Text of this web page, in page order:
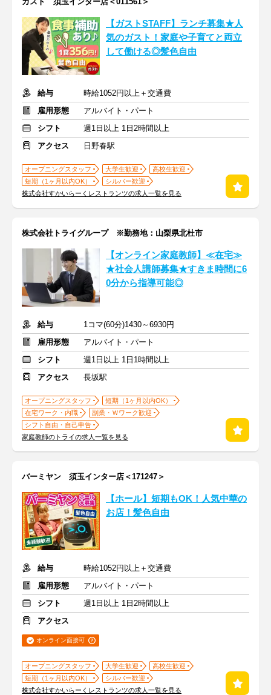
【ガストSTAFF】ランチ募集★人
気のガスト！家庭や子育てと両立
して働ける◎髪色自由
給与
時給1052円以上＋交通費
雇用形態
アルバイト・パート
シフト
週1日以上 1日2時間以上
アクセス
日野春駅
オープニングスタッフ 大学生歓迎
高校生歓迎
短期（1ヶ月以内OK）
シルバー歓迎
株式会社すかいらーくレストランツの求人一覧を見る
株式会社トライグループ ※勤務地：山梨県北杜市
【オンライン家庭教師】≪在宅≫
★社会人講師募集★すきま時間に6
0分から指導可能◎
給与
1コマ(60分)1430～6930円
雇用形態
アルバイト・パート
シフト
週1日以上 1日1時間以上
アクセス
長坂駅
オープニングスタッフ
短期（1ヶ月以内OK）
在宅ワーク・内職
副業・Ｗワーク歓迎
シフト自由・自己申告
家庭教師のトライの求人一覧を見る
バーミヤン 須玉インター店＜171247＞
【ホール】短期もOK！人気中華の
お店！髪色自由
給与
時給1052円以上＋交通費
雇用形態
アルバイト・パート
シフト
週1日以上 1日2時間以上
アクセス
オンライン面接可
オープニングスタッフ 大学生歓迎
高校生歓迎
短期（1ヶ月以内OK）
シルバー歓迎
株式会社すかいらーくレストランツの求人一覧を見る